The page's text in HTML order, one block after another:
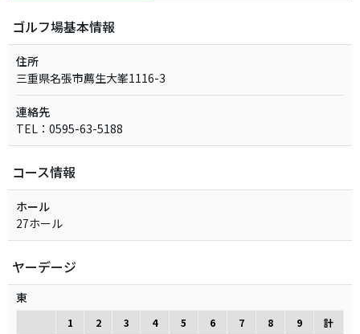
ゴルフ場基本情報
住所
三重県名張市薦生大峯1116-3
連絡先
TEL：0595-63-5188
コース情報
ホール
27ホール
ヤーデージ
東
1 2 3 4 5 6 7 8 9
計